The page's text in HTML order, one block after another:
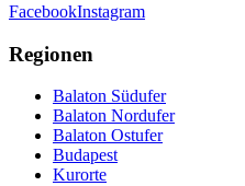
FacebookInstagram
Regionen
Balaton Südufer
Balaton Nordufer
Balaton Ostufer
Budapest
Kurorte